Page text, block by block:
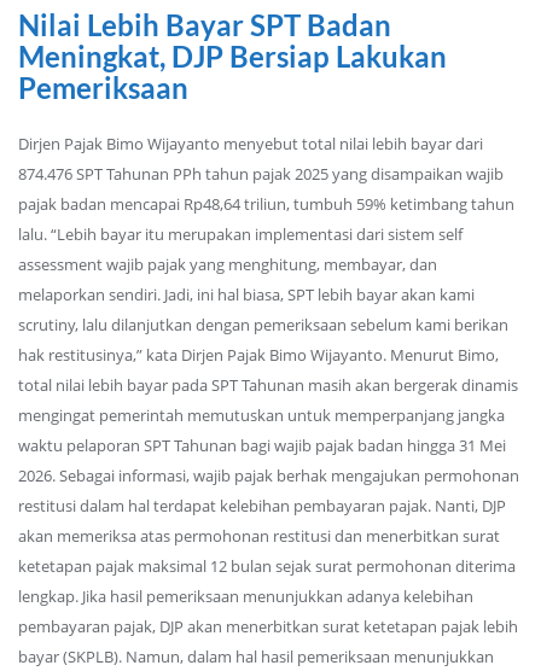
Nilai Lebih Bayar SPT Badan
Meningkat, DJP Bersiap Lakukan
Pemeriksaan
Dirjen Pajak Bimo Wijayanto menyebut total nilai lebih bayar dari
874.476 SPT Tahunan PPh tahun pajak 2025 yang disampaikan wajib
pajak badan mencapai Rp48,64 triliun, tumbuh 59% ketimbang tahun
lalu. “Lebih bayar itu merupakan implementasi dari sistem self
assessment wajib pajak yang menghitung, membayar, dan
melaporkan sendiri. Jadi, ini hal biasa, SPT lebih bayar akan kami
scrutiny, lalu dilanjutkan dengan pemeriksaan sebelum kami berikan
hak restitusinya,” kata Dirjen Pajak Bimo Wijayanto. Menurut Bimo,
total nilai lebih bayar pada SPT Tahunan masih akan bergerak dinamis
mengingat pemerintah memutuskan untuk memperpanjang jangka
waktu pelaporan SPT Tahunan bagi wajib pajak badan hingga 31 Mei
2026. Sebagai informasi, wajib pajak berhak mengajukan permohonan
restitusi dalam hal terdapat kelebihan pembayaran pajak. Nanti, DJP
akan memeriksa atas permohonan restitusi dan menerbitkan surat
ketetapan pajak maksimal 12 bulan sejak surat permohonan diterima
lengkap. Jika hasil pemeriksaan menunjukkan adanya kelebihan
pembayaran pajak, DJP akan menerbitkan surat ketetapan pajak lebih
bayar (SKPLB). Namun, dalam hal hasil pemeriksaan menunjukkan